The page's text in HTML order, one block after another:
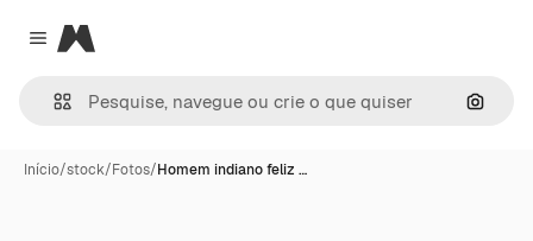
Close menu
Magnific
Início/stock/Fotos/Homem indiano feliz …